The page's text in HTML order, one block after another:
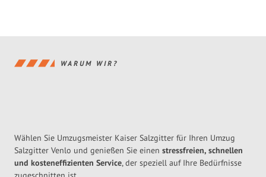
WARUM WIR?
Wählen Sie Umzugsmeister Kaiser Salzgitter für Ihren Umzug
Salzgitter Venlo und genießen Sie einen stressfreien, schnellen
und kosteneffizienten Service, der speziell auf Ihre Bedürfnisse